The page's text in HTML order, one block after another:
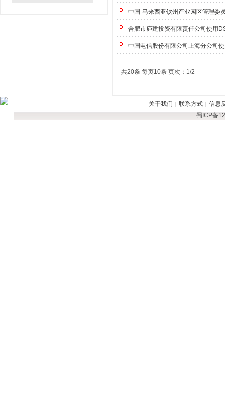
中国-马来西亚钦州产业园区管理委
合肥市庐建投资有限责任公司使用
中国电信股份有限公司上海分公司
共20条 每页10条 页次：1/2
关于我们 | 联系方式 | 信息
蜀ICP备